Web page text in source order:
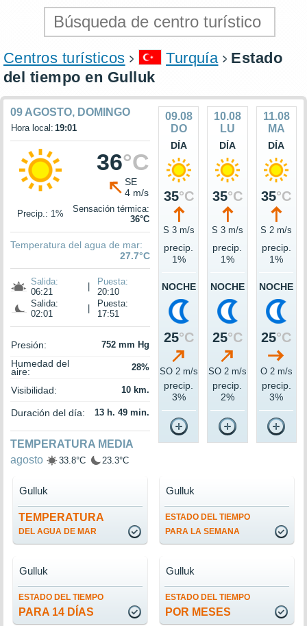
Centros turísticos Turquía
Estado
del tiempo en Gulluk
09 AGOSTO, DOMINGO
Hora local: 19:01
36°C
SE
4 m/s
Precip.: 1%
Sensación térmica:
36°C
Temperatura del agua de mar:
27.7°C
Salida:
06:21
Puesta:
20:10
Salida:
02:01
Puesta:
17:51
Presión: 752 mm Hg
Humedad del
aire: 28%
Visibilidad: 10 km.
Duración del día: 13 h. 49 min.
TEMPERATURA MEDIA
agosto
33.8°C 23.3°C
09.08
DO
DÍA
35°C
S 3 m/s
precip.
1%
NOCHE
25°C
SO 2 m/s
precip.
3%
10.08
LU
DÍA
35°C
S 3 m/s
precip.
1%
NOCHE
25°C
SO 2 m/s
precip.
2%
11.08
MA
DÍA
35°C
S 2 m/s
precip.
1%
NOCHE
25°C
O 2 m/s
precip.
3%
TEMPERATURA
DEL AGUA DE MAR
Gulluk
ESTADO DEL TIEMPO
PARA LA SEMANA
Gulluk
ESTADO DEL TIEMPO
PARA 14 DÍAS
Gulluk
ESTADO DEL TIEMPO
POR MESES
Gulluk